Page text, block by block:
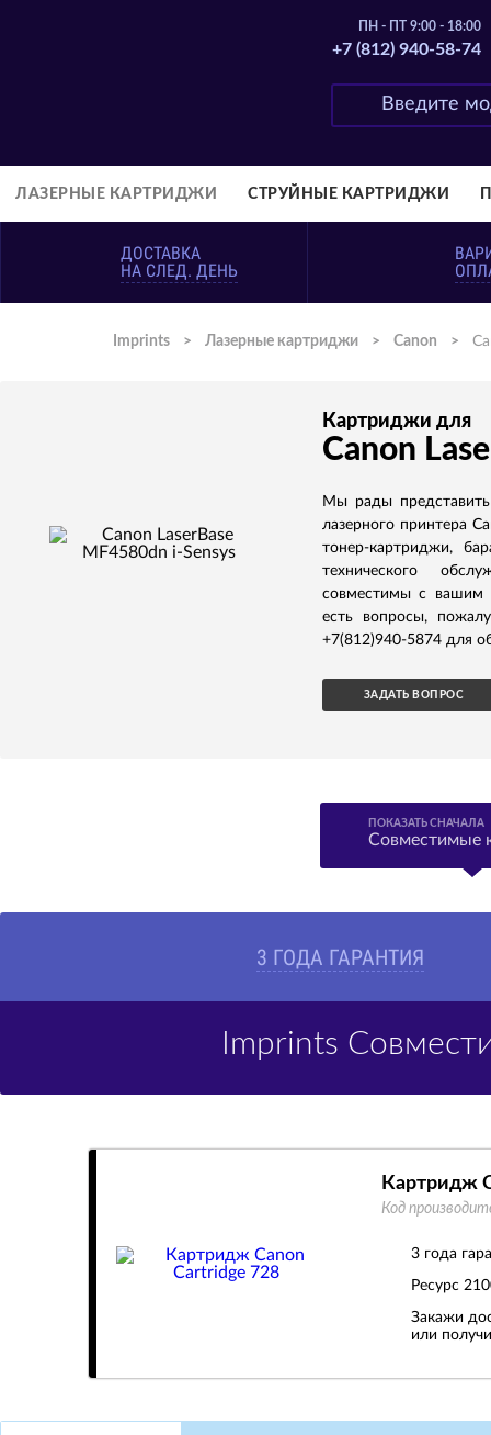
ПН - ПТ 9:00 - 18:00
+7 (812) 940-58-74
ЛАЗЕРНЫЕ КАРТРИДЖИ СТРУЙНЫЕ КАРТРИДЖИ
ДОСТАВКА
НА СЛЕД. ДЕНЬ
Imprints > Лазерные картриджи > Canon >
Картриджи для
Canon
Мы рады
лазерного принтера
тонер-картриджи,
технического
совместимы с вашим
есть вопросы,
+7(812)940-5874 для
ЗАДАТЬ ВОПРОС
ПОКАЗАТЬ СНАЧАЛА
Совместимые
3 ГОДА ГАРАНТИЯ
Imprints
Картридж
Код
3 года
Ресурс
Закажи
или